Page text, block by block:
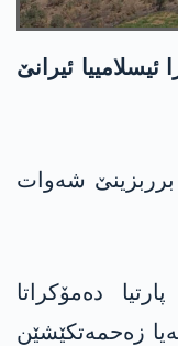
ئیسلامییا ئیرانێ
برربزینێ شەوات
پارتیا دەمۆکراتا
زەحمەتکێشێن